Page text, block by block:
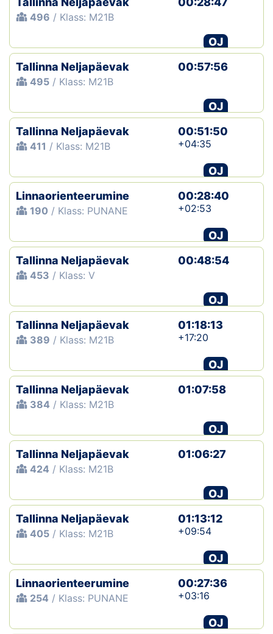
496 / Klass: M21B
OJ
Tallinna Neljapäevak
495 / Klass: M21B
00:57:56
OJ
Tallinna Neljapäevak
411 / Klass: M21B
00:51:50
+04:35
OJ
Linnaorienteerumine
190 / Klass: PUNANE
00:28:40
+02:53
OJ
Tallinna Neljapäevak
453 / Klass: V
00:48:54
OJ
Tallinna Neljapäevak
389 / Klass: M21B
01:18:13
+17:20
OJ
Tallinna Neljapäevak
384 / Klass: M21B
01:07:58
OJ
Tallinna Neljapäevak
424 / Klass: M21B
01:06:27
OJ
Tallinna Neljapäevak
405 / Klass: M21B
01:13:12
+09:54
OJ
Linnaorienteerumine
254 / Klass: PUNANE
00:27:36
+03:16
OJ